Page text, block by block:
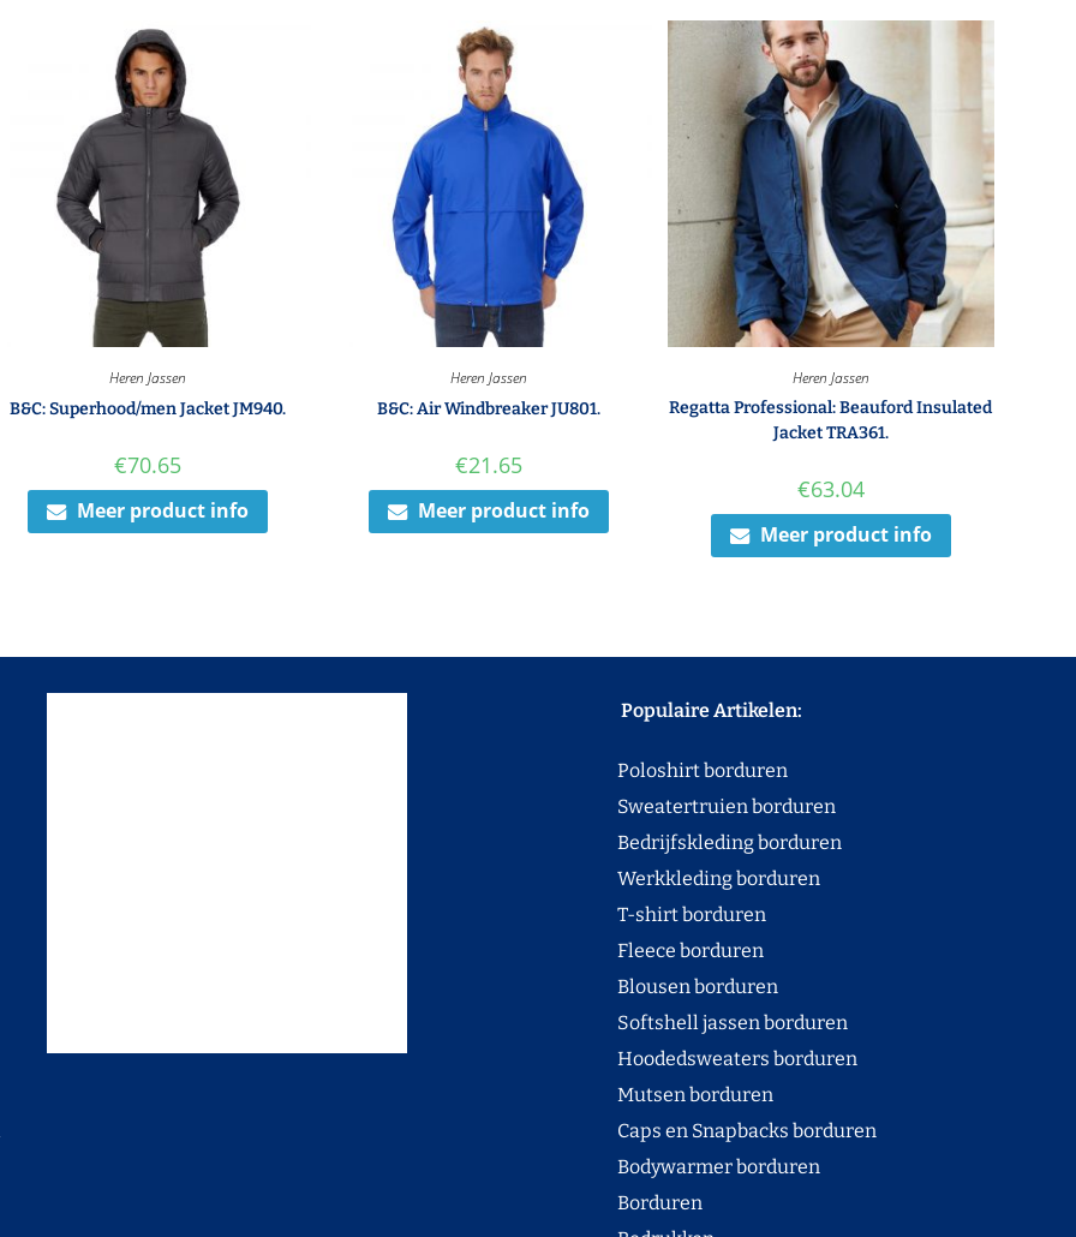
Heren Jassen
B&C: Superhood/men Jacket JM940.
€70.65
Meer product info
Heren Jassen
B&C: Air Windbreaker JU801.
€21.65
Meer product info
Heren Jassen
Regatta Professional: Beauford Insulated
Jacket TRA361.
€63.04
Meer product info
Populaire Artikelen:
Poloshirt borduren
Sweatertruien borduren
Bedrijfskleding borduren
Werkkleding borduren
T-shirt borduren
Fleece borduren
Blousen borduren
Softshell jassen borduren
Hoodedsweaters borduren
Mutsen borduren
Caps en Snapbacks borduren
Bodywarmer borduren
Borduren